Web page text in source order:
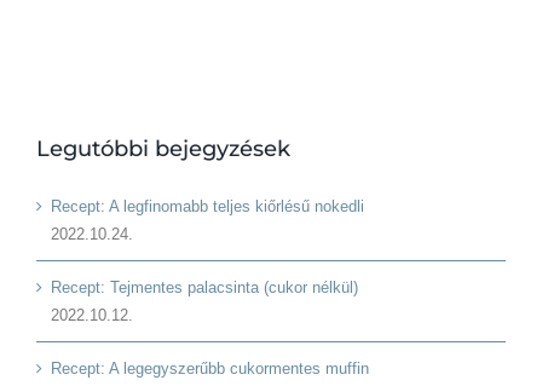
Legutóbbi bejegyzések
Recept: A legfinomabb teljes kiőrlésű nokedli
2022.10.24.
Recept: Tejmentes palacsinta (cukor nélkül)
2022.10.12.
Recept: A legegyszerűbb cukormentes muffin